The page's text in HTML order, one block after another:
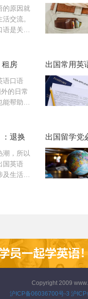
的原因就
交流。
是关于
学英语
物品
租房
语口语
的日常
帮助培
。今天
出国常用英
证
退换
潮，所以
国英语
生活的
易事。
出国留学党
口语！
Copyright 2009
沪ICP备06036700号-3 沪